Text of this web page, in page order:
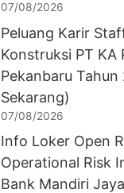
07/08/2026
Peluang Karir
Konstruksi PT KA
Pekanbaru
Sekarang)
07/08/2026
Info Loker Open
Operational Risk
Bank Mandiri